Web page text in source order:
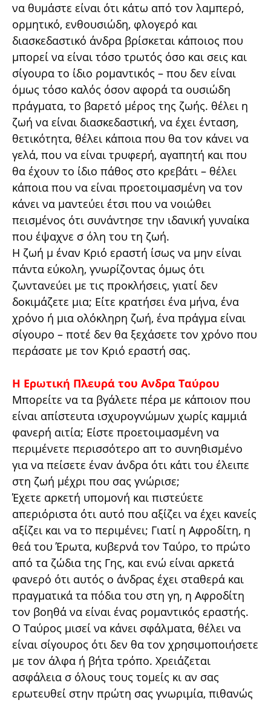
να θυμάστε είναι ότι κάτω από τον λαμπερό,
ορμητικό, ενθουσιώδη, φλογερό και
διασκεδαστικό άνδρα βρίσκεται κάποιος που
μπορεί να είναι τόσο τρωτός όσο και σεις και
σίγουρα το ίδιο ρομαντικός – που δεν είναι
όμως τόσο καλός όσον αφορά τα ουσιώδη
πράγματα, το βαρετό μέρος της ζωής. θέλει η
ζωή να είναι διασκεδαστική, να έχει ένταση,
θετικότητα, θέλει κάποια που θα τον κάνει να
γελά, που να είναι τρυφερή, αγαπητή και που
θα έχουν το ίδιο πάθος στο κρεβάτι – θέλει
κάποια που να είναι προετοιμασμένη να τον
κάνει να μαντεύει έτσι που να νοιώθει
πεισμένος ότι συνάντησε την ιδανική γυναίκα
που έψαχνε σ όλη του τη ζωή.
Η ζωή μ έναν Κριό εραστή ίσως να μην είναι
πάντα εύκολη, γνωρίζοντας όμως ότι
ζωντανεύει με τις προκλήσεις, γιατί δεν
δοκιμάζετε μια; Είτε κρατήσει ένα μήνα, ένα
χρόνο ή μια ολόκληρη ζωή, ένα πράγμα είναι
σίγουρο – ποτέ δεν θα ξεχάσετε τον χρόνο που
περάσατε με τον Κριό εραστή σας.
Η Ερωτική Πλευρά του Ανδρα Ταύρου
Μπορείτε να τα βγάλετε πέρα με κάποιον που
είναι απίστευτα ισχυρογνώμων χωρίς καμμιά
φανερή αιτία; Είστε προετοιμασμένη να
περιμένετε περισσότερο απ το συνηθισμένο
για να πείσετε έναν άνδρα ότι κάτι του έλειπε
στη ζωή μέχρι που σας γνώρισε;
Έχετε αρκετή υπομονή και πιστεύετε
απεριόριστα ότι αυτό που αξίζει να έχει κανείς
αξίζει και να το περιμένει; Γιατί η Αφροδίτη, η
θεά του Έρωτα, κυβερνά τον Ταύρο, το πρώτο
από τα ζώδια της Γης, και ενώ είναι αρκετά
φανερό ότι αυτός ο άνδρας έχει σταθερά και
πραγματικά τα πόδια του στη γη, η Αφροδίτη
τον βοηθά να είναι ένας ρομαντικός εραστής.
Ο Ταύρος μισεί να κάνει σφάλματα, θέλει να
είναι σίγουρος ότι δεν θα τον χρησιμοποιήσετε
με τον άλφα ή βήτα τρόπο. Χρειάζεται
ασφάλεια σ όλους τους τομείς κι αν σας
ερωτευθεί στην πρώτη σας γνωριμία, πιθανώς